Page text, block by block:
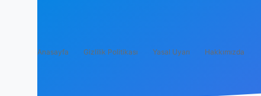
Anasayfa Gizlilik Politikası Yasal Uyarı Hakkımızda